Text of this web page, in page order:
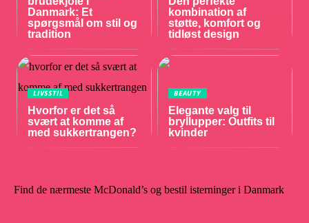
Danmark: Et
spørgsmål om stil og
tradition
kombination af
støtte, komfort og
tidløst design
LIVSSTIL
Hvorfor er det så
svært at komme af
med sukkertrangen?
BEAUTY
Elegante valg til
bryllupper: Outfits til
kvinder
Find de nærmeste McDonald’s og bestil isterninger i Danmark